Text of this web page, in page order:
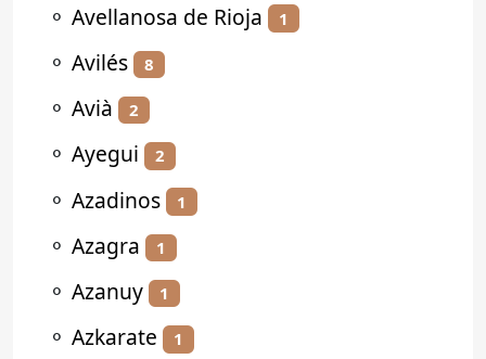
⚬ Avellanosa de Rioja 1
⚬ Avilés 8
⚬ Avià 2
⚬ Ayegui 2
⚬ Azadinos 1
⚬ Azagra 1
⚬ Azanuy 1
⚬ Azkarate 1